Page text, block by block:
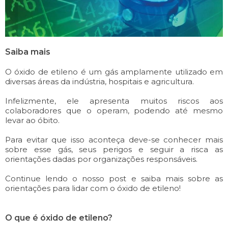
Saiba mais
O óxido de etileno é um gás amplamente utilizado em
diversas áreas da indústria, hospitais e agricultura.
Infelizmente, ele apresenta muitos riscos aos
colaboradores que o operam, podendo até mesmo
levar ao óbito.
Para evitar que isso aconteça deve-se conhecer mais
sobre esse gás, seus perigos e seguir a risca as
orientações dadas por organizações responsáveis.
Continue lendo o nosso post e saiba mais sobre as
orientações para lidar com o óxido de etileno!
O que é óxido de etileno?